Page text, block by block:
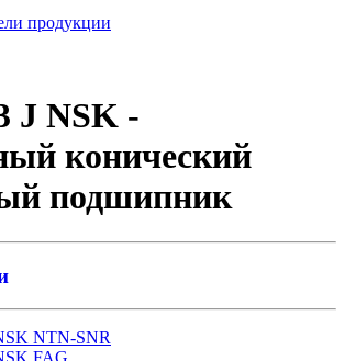
продукции
J NSK -
конический
подшипник
NTN-SNR